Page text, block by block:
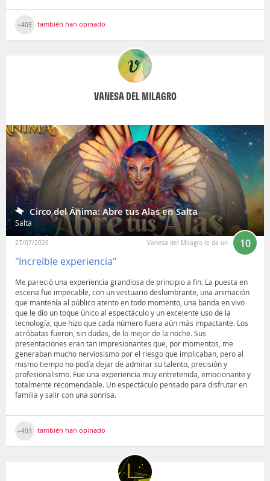
+403 también han opinado
VANESA DEL MILAGRO
Circo del Ánima: Abre tus Alas en Salta
Salta
27/07/2026 Vanesa del Milagro le da un
10
"Increíble experiencia"
Me pareció una experiencia grandiosa de principio a fin. La puesta en
escena fue impecable, con un vestuario deslumbrante, una animación
que mantenía al público atento en todo momento, una banda en vivo
que le dio un toque único al espectáculo y un excelente uso de la
tecnología, que hizo que cada número fuera aún más impactante. Los
acróbatas fueron, sin dudas, de lo mejor de la noche. Sus
presentaciones eran tan impresionantes que, por momentos, me
generaban mucho nerviosismo por el riesgo que implicaban, pero al
mismo tiempo no podía dejar de admirar su talento, precisión y
profesionalismo. Fue una experiencia muy entretenida, emocionante y
totalmente recomendable. Un espectáculo pensado para disfrutar en
familia y salir con una sonrisa.
+403 también han opinado